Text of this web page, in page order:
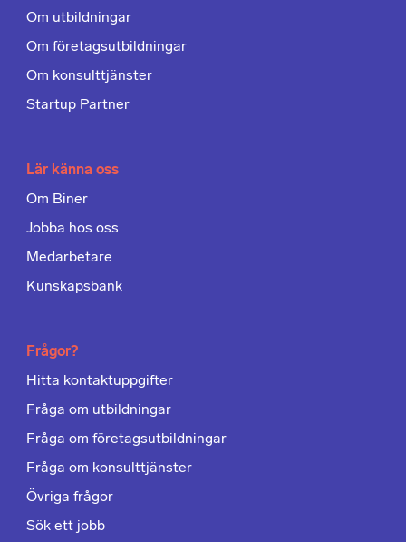
Om utbildningar
Om företagsutbildningar
Om konsulttjänster
Startup Partner
Lär känna oss
Om Biner
Jobba hos oss
Medarbetare
Kunskapsbank
Frågor?
Hitta kontaktuppgifter
Fråga om utbildningar
Fråga om företagsutbildningar
Fråga om konsulttjänster
Övriga frågor
Sök ett jobb